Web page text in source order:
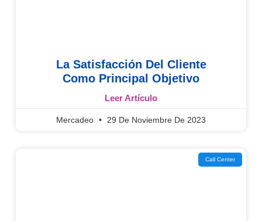
La Satisfacción Del Cliente
Como Principal Objetivo
Leer Artículo
Mercadeo 29 De Noviembre De 2023
Call Center